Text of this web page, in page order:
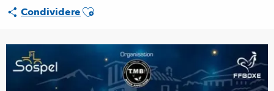
CondividereAjouter aux favoris